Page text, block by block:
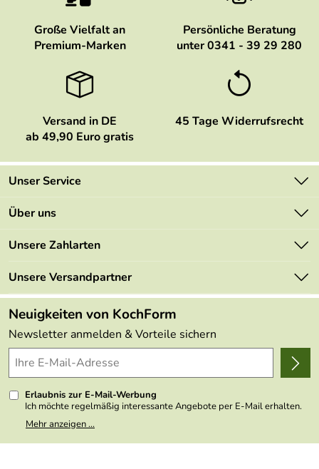
Große Vielfalt an
Premium-Marken
Persönliche Beratung
unter 0341 - 39 29 280
Versand in DE
ab 49,90 Euro gratis
45 Tage Widerrufsrecht
Unser Service
Kontakt
Mehrwertsteuerfrei
Retourenportal
FAQs
Lieferbedingungen
Delivery Terms
Kundenlogin
Über uns
Marken
Angebote
Made in Germany
Themen
Wir über uns
Presse
Unsere Zahlarten
Unsere Versandpartner
Neuigkeiten von KochForm
Newsletter anmelden & Vorteile sichern
Erlaubnis zur E-Mail-Werbung
Ich möchte regelmäßig interessante Angebote per E-Mail erhalten.
Meine E-Mail-Adresse wird nicht an andere Unternehmen
weitergegeben. Zu statistischen Zwecken wird in anonymer Form
Mehr anzeigen ...